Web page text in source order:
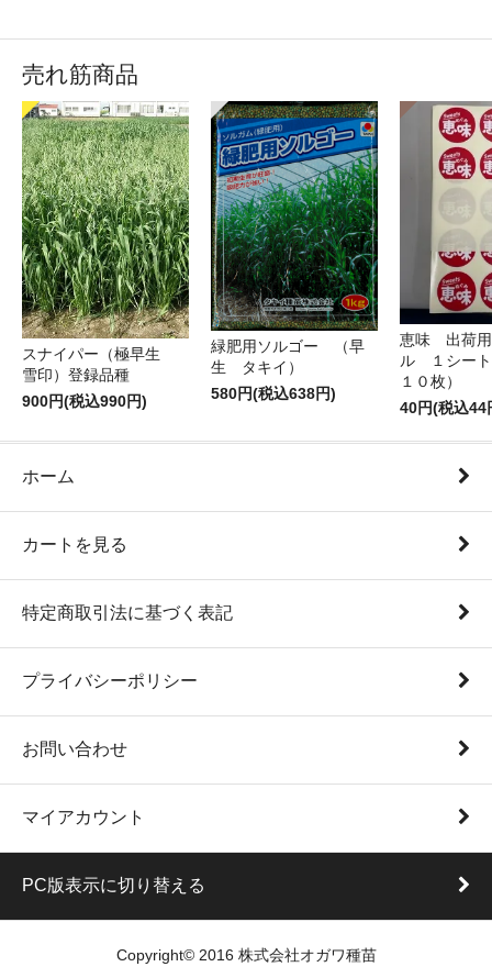
売れ筋商品
スナイパー（極早生
雪印）登録品種
900円(税込990円)
緑肥用ソルゴー （早
生 タキイ）
580円(税込638円)
恵味 出荷
ル １シート
１０枚）
40円(税込44
ホーム
カートを見る
特定商取引法に基づく表記
プライバシーポリシー
お問い合わせ
マイアカウント
PC版表示に切り替える
Copyright© 2016 株式会社オガワ種苗